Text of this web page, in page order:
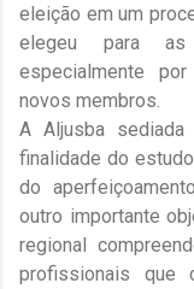
eleição em um
elegeu para as
especialmente
novos membros.
A Aljusba
finalidade do
do
outro importante
regional
profissionais que